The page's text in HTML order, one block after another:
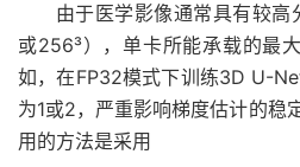
由于医学影像通常具有较高
或256³），单卡所能承载的最
如，在FP32模式下训练3D U-
为1或2，严重影响梯度估计的稳
用的方法是采用